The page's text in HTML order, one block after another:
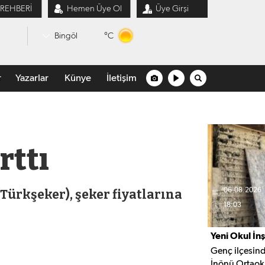
Hemen Üye Ol Üye Girşi
Bingöl °C
Yazarlar Künye İletişim
şeker fiyatlarına
06.08.2026
18:03
Yeni Okul
Genç